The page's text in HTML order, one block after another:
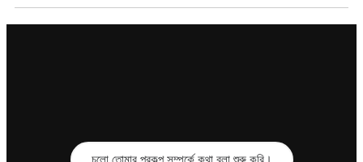
চলো তোমার প্রকল্প সম্পর্কে কথা বলা শুরু করি।